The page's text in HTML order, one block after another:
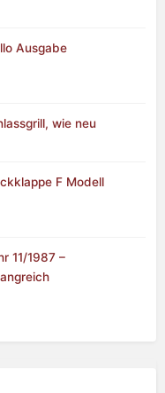
Ausgabe
wie neu
F Modell
11/1987 –